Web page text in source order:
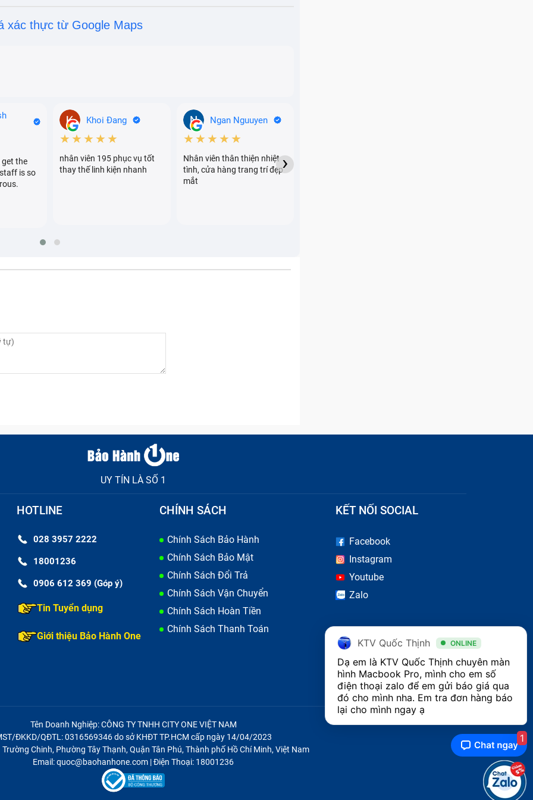
hình Macbook Pro 16 inch M2
nghiêm trọng bên dưới, bạn nên mang máy đến các trung
Pro 16 inch M2 mới, cụ thể:
đường sọc đen bản lớn, tình trạng này đã rất nghiêm trọng và
Pro 16 inch M2 nhiễm xanh, sọc màn hình
​​thay màn hình Macbook Pro 16 inch M2, nếu màn hình Macbook
bị drum xanh hay thỉnh thoảng bị giật. Để khắc phục, bạn hãy
xác thực từ Google Maps
the
is so
Khoi Đang
★★★★★
nhân viên 195 phục vụ tốt
thay thế linh kiện nhanh
Ngan Nguuyen
★★★★★
Nhân viên thân thiện nhiệt
tình, cửa hàng trang trí đẹp
mắt
›
UY TÍN LÀ SỐ 1
HOTLINE
028 3957 2222
18001236
0906 612 369 (Góp ý)
Tin Tuyển dụng
Giới thiệu Bảo Hành One
CHÍNH SÁCH
Chính Sách Bảo Hành
Chính Sách Bảo Mật
Chính Sách Đổi Trả
Chính Sách Vận Chuyển
Chính Sách Hoàn Tiền
Chính Sách Thanh Toán
KẾT NỐI SOCIAL
Facebook
Instagram
Youtube
Zalo
Tên Doanh Nghiệp: CÔNG TY TNHH CITY ONE VIỆT NAM
ĐKKD/QĐTL: 0316569346 do sở KHĐT TP.HCM cấp ngày 14/04/2023
Trường Chinh, Phường Tây Thạnh, Quận Tân Phú, Thành phố Hồ Chí Minh, Việt Nam
Email: quoc@baohanhone.com | Điện Thoại: 18001236
KTV Quốc Thịnh ONLINE
Dạ em là KTV Quốc Thịnh chuyên màn
hình Macbook Pro, mình cho em số
điện thoại zalo để em gửi báo giá qua
đó cho mình nha. Em tra đơn hàng báo
lại cho mình ngay ạ
1